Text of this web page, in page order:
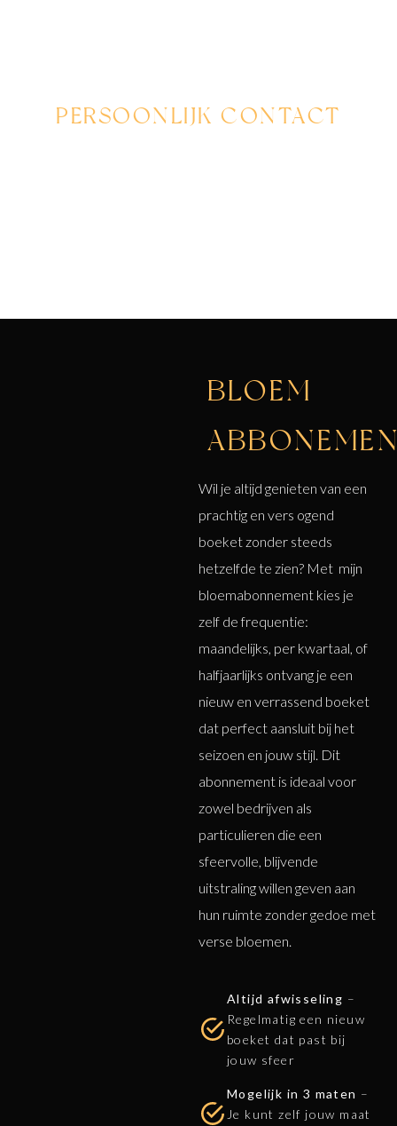
PERSOONLIJK CONTACT
BLOEM
Wil je altijd genieten van een
prachtig en vers ogend
boeket zonder steeds
hetzelfde te zien? Met mijn
bloemabonnement kies je
zelf de frequentie:
maandelijks, per kwartaal, of
halfjaarlijks ontvang je een
nieuw en verrassend boeket
dat perfect aansluit bij het
seizoen en jouw stijl. Dit
abonnement is ideaal voor
zowel bedrijven als
particulieren die een
sfeervolle, blijvende
uitstraling willen geven aan
hun ruimte zonder gedoe met
verse bloemen.
Altijd afwisseling –
Regelmatig een nieuw
boeket dat past bij
jouw sfeer
Mogelijk in 3 maten –
Je kunt zelf jouw maat